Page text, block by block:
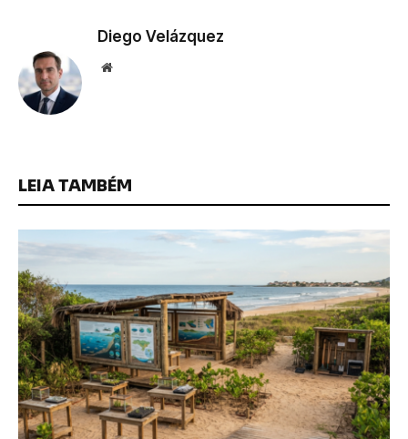
Diego Velázquez
Website
LEIA TAMBÉM